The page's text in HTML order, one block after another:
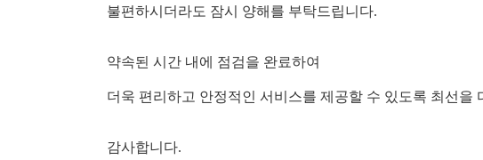
불편하시더라도 잠시 양해를 부탁드립니다.
약속된 시간 내에 점검을 완료하여
더욱 편리하고 안정적인 서비스를 제공할 수 있도록 최선을
감사합니다.